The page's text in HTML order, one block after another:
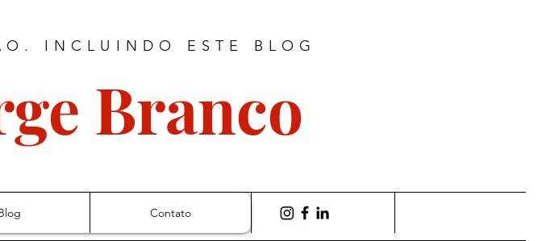
INCLUINDO ESTE BLOG
Branco
Contato